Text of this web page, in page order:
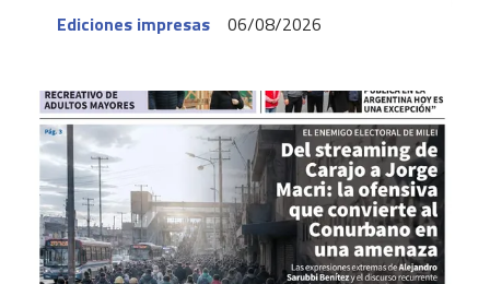
Ediciones impresas 06/08/2026